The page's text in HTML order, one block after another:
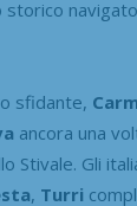
storico
sfidante,
ancora una
Stivale. Gli
, Turri